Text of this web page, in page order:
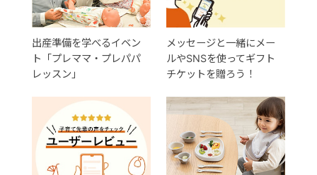
出産準備を学べるイベン
ト「プレママ・プレパパ
レッスン」
メッセージと一緒にメー
ルやSNSを使ってギフト
チケットを贈ろう！